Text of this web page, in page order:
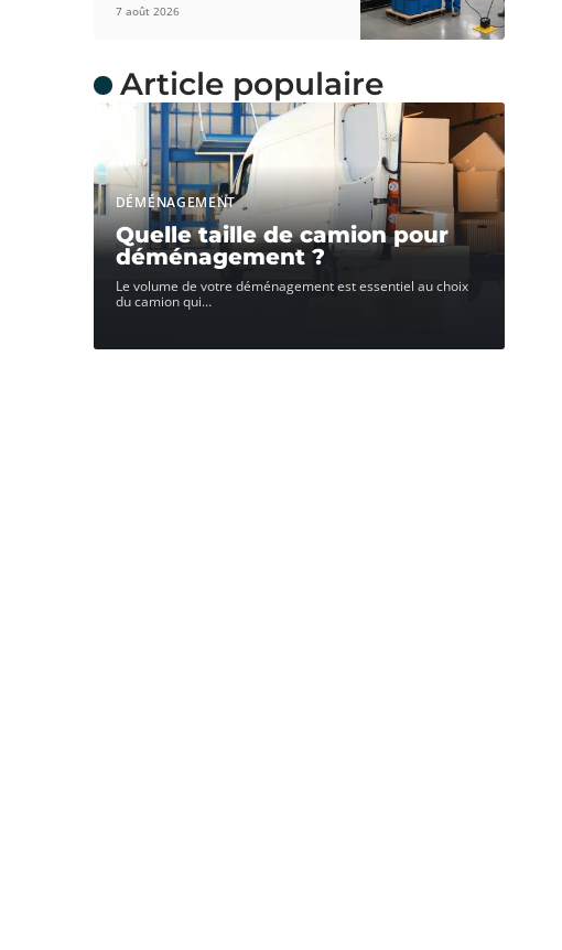
7 août 2026
Article populaire
DÉMÉNAGEMENT
Quelle taille de camion pour
déménagement ?
Le volume de votre déménagement est essentiel au choix
du camion qui…